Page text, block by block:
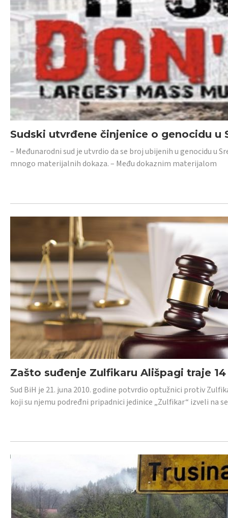
Sudski utvrđene činjenice o genocidu u
– Međunarodni sud je utvrdio da se broj ubijenih u genocidu u
mnogo materijalnih dokaza. – Među dokaznim materijalom
Zašto suđenje Zulfikaru Ališpagi traje
Sud BiH je 21. juna 2010. godine potvrdio optužnici protiv
koji su njemu podređni pripadnici jedinice „Zulfikar“ izveli na